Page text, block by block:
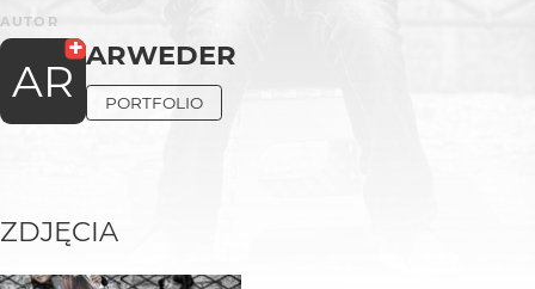
AUTOR
AR ARWEDER
PORTFOLIO
ZDJĘCIA